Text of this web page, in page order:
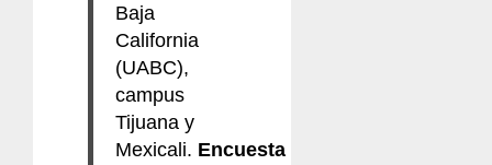
Baja
California
(UABC),
campus
Tijuana y
Mexicali. Encuesta